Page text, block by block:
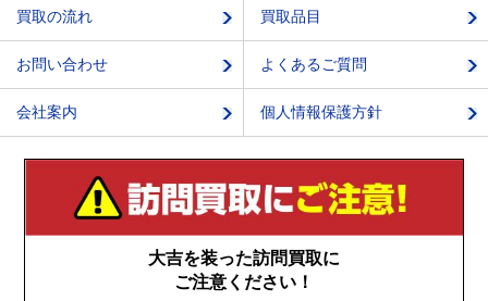
買取の流れ 買取品目
お問い合わせ よくあるご質問
会社案内 個人情報保護方針
大吉を装った訪問買取に
ご注意ください！